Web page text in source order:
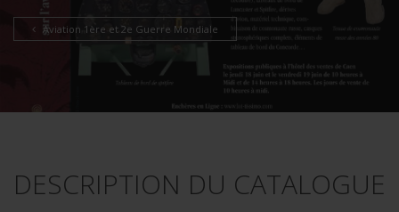
Aviation 1ère et 2e Guerre Mondiale
DESCRIPTION DU CATALOGUE